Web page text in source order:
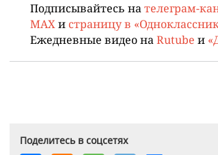
Подписывайтесь на телеграм-
MAX и страницу в
Ежедневные видео на Rutube и
Поделитесь в соцсетях